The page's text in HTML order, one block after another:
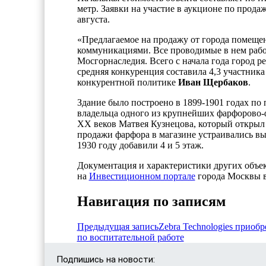
метр. Заявки на участие в аукционе по
августа.
«Предлагаемое на продажу от города
коммуникациями. Все проводимые в нем
Мосгорнаследия. Всего с начала года город
средняя конкуренция составила 4,3
конкурентной политике Иван Щербаков.
Здание было построено в 1899-1901 годах по
владельца одного из крупнейших
XX веков Матвея Кузнецова, который
продажи фарфора в магазине устраивались
1930 году добавили 4 и 5 этаж.
Документация и характеристики других
на Инвестиционном порталегорода Москвы в
Навигация по записям
Предыдущая записьZebra Technologies
по воспитательной работе
Подпишись на новости: